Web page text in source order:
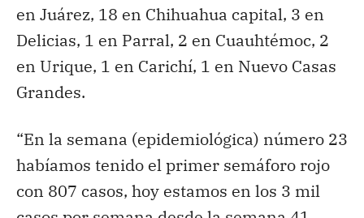
en Juárez, 18 en Chihuahua capital, 3 en
Delicias, 1 en Parral, 2 en Cuauhtémoc, 2
en Urique, 1 en Carichí, 1 en Nuevo Casas
Grandes.
“En la semana (epidemiológica) número 23
habíamos tenido el primer semáforo rojo
con 807 casos, hoy estamos en los 3 mil